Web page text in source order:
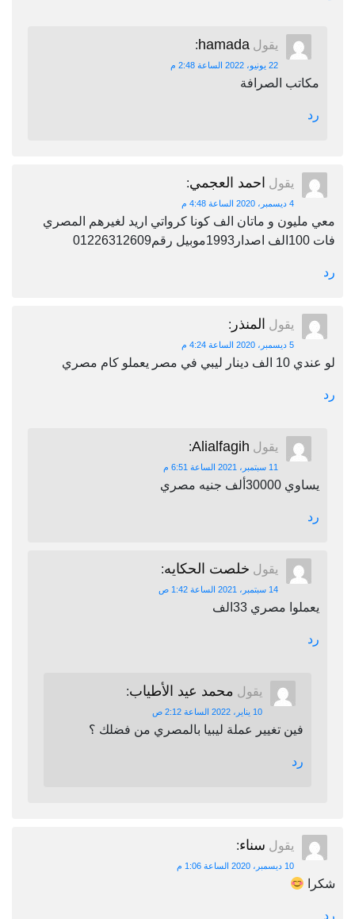
يقول hamada
:
22 يونيو، 2022 الساعة 2:48 م
مكاتب الصرافة
رد
يقول احمد العجمي:
4 ديسمبر، 2020 الساعة 4:48 م
معي مليون و ماتان الف كونا كرواتي اريد لغيرهم المصري
فات 100الف اصدار1993موبيل رقم01226312609
رد
يقول المنذر :
5 ديسمبر، 2020 الساعة 4:24 م
لو عندي 10 الف دينار ليبي في مصر يعملو كام مصري
رد
يقول Alialfagih
:
11 سبتمبر، 2021 الساعة 6:51 م
يساوي 30000ألف جنيه مصري
رد
يقول خلصت الحكايه:
14 سبتمبر، 2021 الساعة 1:42 ص
يعملوا مصري 33الف
رد
يقول محمد عيد الأطياب:
10 يناير، 2022 الساعة 2:12 ص
فين تغيير عملة ليبيا بالمصري من فضلك ؟
رد
يقول سناء:
10 ديسمبر، 2020 الساعة 1:06 م
شكرا
رد